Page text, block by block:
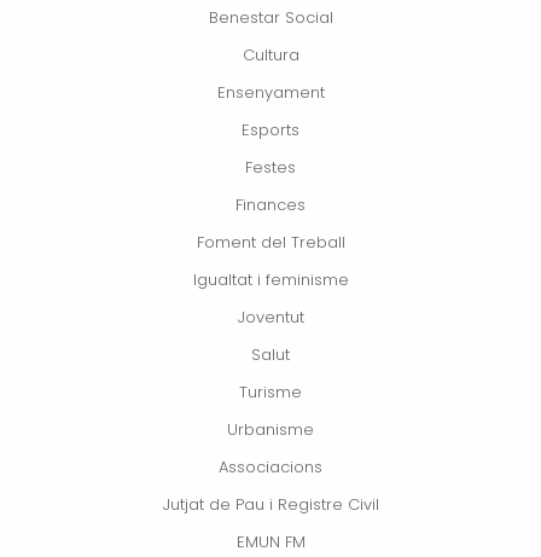
Benestar Social
Cultura
Ensenyament
Esports
Festes
Finances
Foment del Treball
Igualtat i feminisme
Joventut
Salut
Turisme
Urbanisme
Associacions
Jutjat de Pau i Registre Civil
EMUN FM